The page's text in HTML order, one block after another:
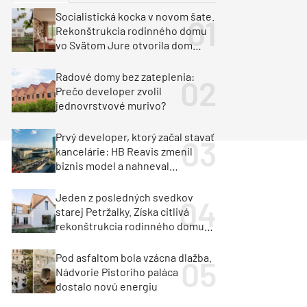
Klimatizácia a vetranie
Milan Murcka
Socialistická kocka v novom šate.
Rekonštrukcia rodinného domu
vo Svätom Jure otvorila dom
Radové domy bez zateplenia:
Prečo developer zvolil
jednovrstvové murivo?
Prvý developer, ktorý začal stavať
kancelárie: HB Reavis zmenil
biznis model a nahneval
Jeden z posledných svedkov
starej Petržalky. Získa citlivá
rekonštrukcia rodinného domu
Pod asfaltom bola vzácna dlažba.
Nádvorie Pistoriho paláca
dostalo novú energiu